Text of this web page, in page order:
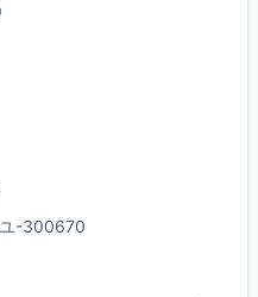
-300670